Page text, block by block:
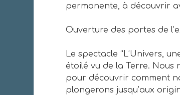
permanente, à découvrir
Ouverture des portes de
Le spectacle “L’Univers,
étoilé vu de la Terre. Nous
pour découvrir comment
plongerons jusqu’aux